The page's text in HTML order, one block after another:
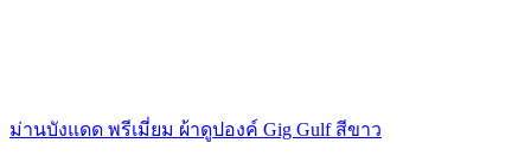
ม่านบังแดด พรีเมี่ยม ผ้าดูปองค์ Gig Gulf สีขาว